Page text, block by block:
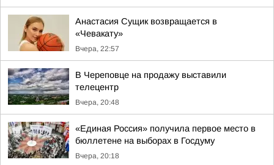
Анастасия Сущик возвращается в
«Чевакату»
Вчера, 22:57
В Череповце на продажу выставили
телецентр
Вчера, 20:48
«Единая Россия» получила первое место в
бюллетене на выборах в Госдуму
Вчера, 20:18